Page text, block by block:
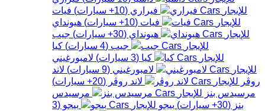
فيراري (
10+ سيارات) فيات
فيات (
10+ سيارات) هيونداي
هيونداي (
30+ سيارات) جيب
جيب (
4 سيارات) كيا
كيا (
3 سيارات) لامبورغيني
لامبورغيني (
9 سيارات) لاند
روڤر
لاند روڤر (
20+ سيارات)
مرسيدس بنز
مرسيدس
بنز (
30+ سيارات) بيجو بيجو (
3